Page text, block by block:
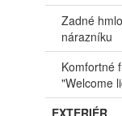
Zadné
nárazníku
Komfortné
"Welcome
EXTERIÉR